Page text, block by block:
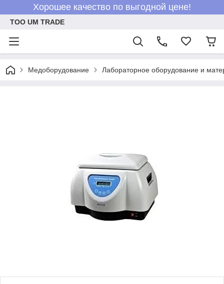
Хорошее качество по выгодной цене!
ТОО UM TRADE
Медоборудование Лабораторное оборудование и